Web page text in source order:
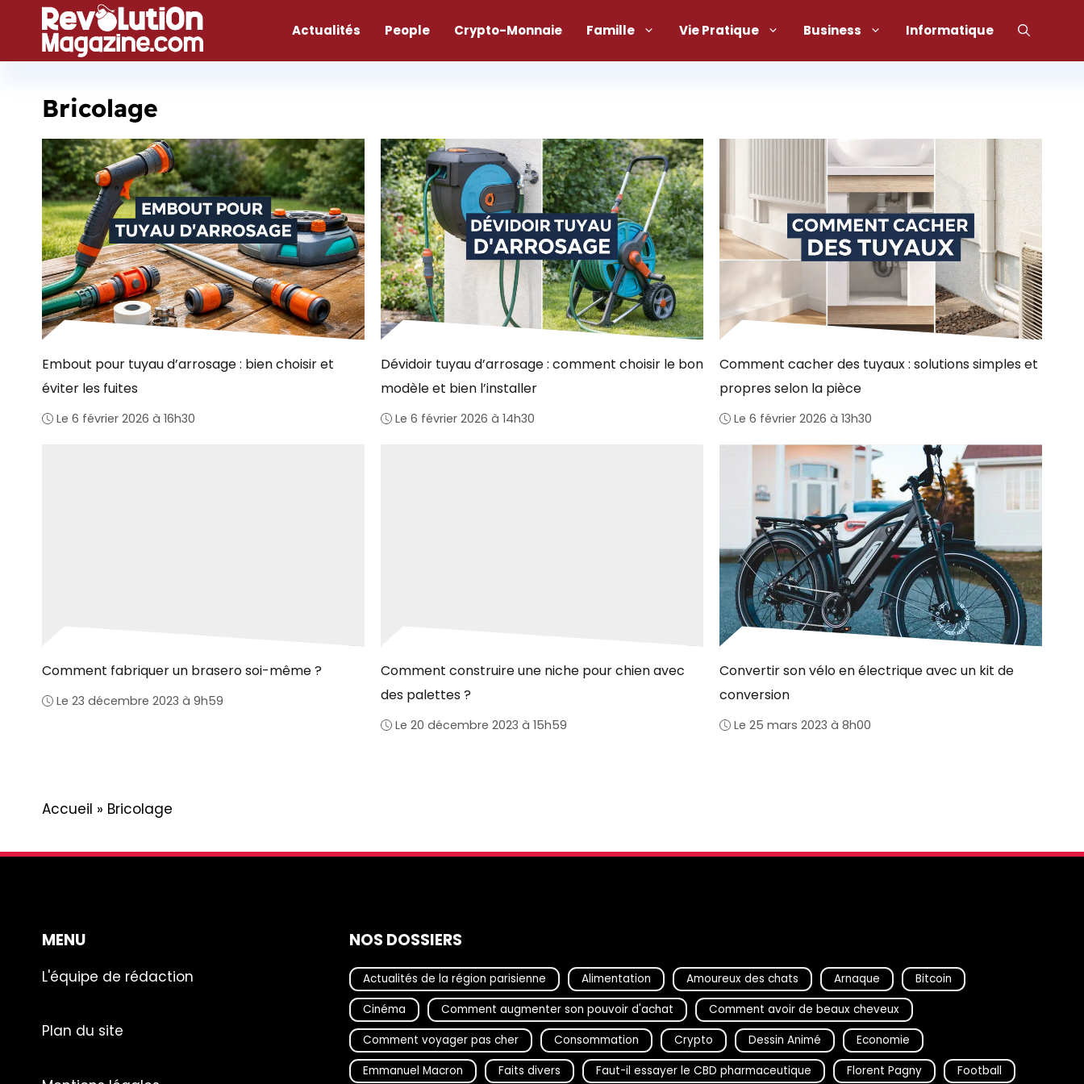
contenu
Actualités People Crypto-Monnaie Famille Vie Pratique Business Informatique
Bricolage
Embout pour tuyau d’arrosage : bien choisir et
éviter les fuites
Le 6 février 2026 à 16h30
Dévidoir tuyau d’arrosage : comment choisir le bon
modèle et bien l’installer
Le 6 février 2026 à 14h30
Comment cacher des tuyaux : solutions simples et
propres selon la pièce
Le 6 février 2026 à 13h30
Comment fabriquer un brasero soi-même ?
Le 23 décembre 2023 à 9h59
Comment construire une niche pour chien avec
des palettes ?
Le 20 décembre 2023 à 15h59
Convertir son vélo en électrique avec un kit de
conversion
Le 25 mars 2023 à 8h00
Accueil » Bricolage
MENU
L'équipe de rédaction
Plan du site
NOS DOSSIERS
Actualités de la région parisienne Alimentation Amoureux des chats Arnaque
Bitcoin
Cinéma
Comment augmenter son pouvoir d'achat
Comment avoir de beaux cheveux
Comment voyager pas cher
Consommation Crypto Dessin Animé
Economie
Emmanuel Macron
Faits divers Faut-il essayer le CBD pharmaceutique Florent Pagny Football